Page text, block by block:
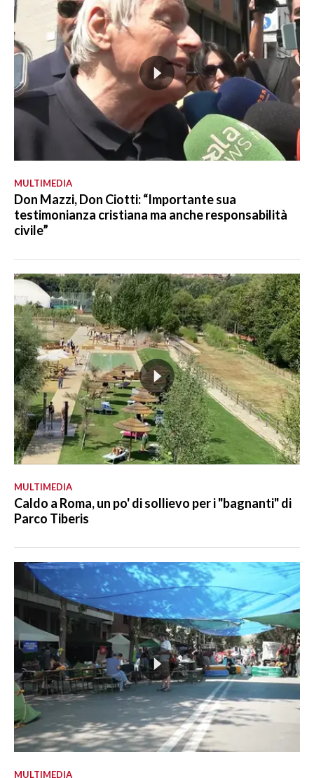
MULTIMEDIA
Don Mazzi, Don Ciotti: “Importante sua
testimonianza cristiana ma anche responsabilità
civile”
MULTIMEDIA
Caldo a Roma, un po' di sollievo per i "bagnanti" di
Parco Tiberis
MULTIMEDIA